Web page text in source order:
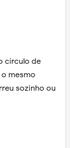
círculo de
mesmo
sozinho ou